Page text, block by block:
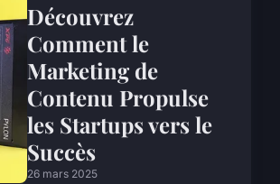
Découvrez
Comment le
Marketing de
Contenu Propulse
les Startups vers le
Succès
26 mars 2025